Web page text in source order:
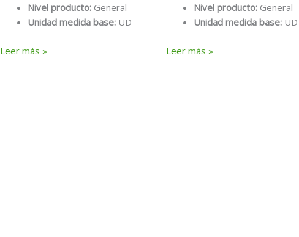
Nivel producto: General
Unidad medida base: UD
Garrafa
Leer más »
Nivel producto: General
Unidad medida base: UD
Garrafa
Leer más »